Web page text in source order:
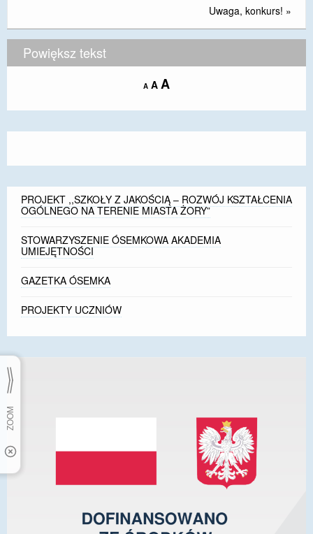
Uwaga, konkurs! »
Powiększ tekst
A Decrease
size.
A Reset
size.
AIncrease
size.
PROJEKT ,,SZKOŁY Z JAKOŚCIĄ – ROZWÓJ KSZTAŁCENIA
OGÓLNEGO NA TERENIE MIASTA ŻORY”
STOWARZYSZENIE ÓSEMKOWA AKADEMIA
UMIEJĘTNOŚCI
GAZETKA ÓSEMKA
PROJEKTY UCZNIÓW